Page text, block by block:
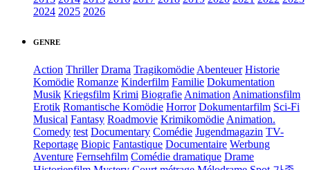
2024 2025 2026
GENRE
Action Thriller Drama Tragikomödie Abenteuer Historie
Komödie Romanze Kinderfilm Familie Dokumentation
Musik Kriegsfilm Krimi Biografie Animation Animationsfilm
Erotik Romantische Komödie Horror Dokumentarfilm Sci-Fi
Musical Fantasy Roadmovie Krimikomödie Animation.
Comedy test Documentary Comédie Jugendmagazin TV-
Reportage Biopic Fantastique Documentaire Werbung
Aventure Fernsehfilm Comédie dramatique Drame